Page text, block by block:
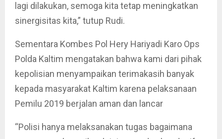
lagi dilakukan, semoga kita tetap meningkatkan
sinergisitas kita,” tutup Rudi.
Sementara Kombes Pol Hery Hariyadi Karo Ops
Polda Kaltim mengatakan bahwa kami dari pihak
kepolisian menyampaikan terimakasih banyak
kepada masyarakat Kaltim karena pelaksanaan
Pemilu 2019 berjalan aman dan lancar
“Polisi hanya melaksanakan tugas bagaimana